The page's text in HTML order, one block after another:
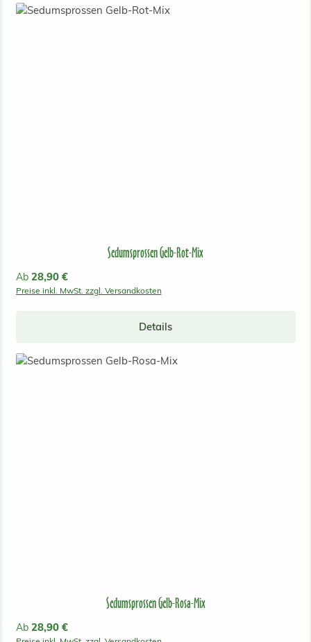
Sedumsprossen Gelb-Rot-Mix
Regulärer Preis:
Ab 28,90 €
Preise inkl. MwSt. zzgl. Versandkosten
Details
Sedumsprossen Gelb-Rosa-Mix
Regulärer Preis:
Ab 28,90 €